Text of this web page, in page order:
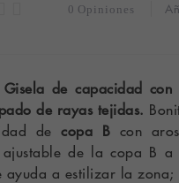
0 Opiniones
Gisela de capacidad
de rayas tejidas.
de copa B con
ajustable de la copa B
ayuda a estilizar la